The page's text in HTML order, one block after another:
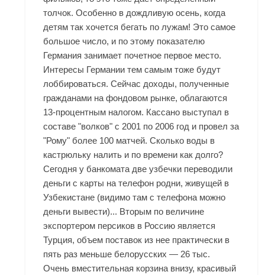
толчок. Особенно в дождливую осень, когда
детям так хочется бегать по лужам! Это самое
большое число, и по этому показателю
Германия занимает почетное первое место.
Интересы Германии тем самым тоже будут
лоббироваться. Сейчас доходы, полученные
гражданами на фондовом рынке, облагаются
13-процентным налогом. Кассано выступал в
составе "волков" с 2001 по 2006 год и провел за
"Рому" более 100 матчей. Сколько воды в
кастрюльку налить и по времени как долго?
Сегодня у банкомата две узбечки переводили
деньги с карты на телефон родни, живущей в
Узбекистане (видимо там с телефона можно
деньги вывести)... Вторым по величине
экспортером персиков в Россию является
Турция, объем поставок из нее практически в
пять раз меньше белорусских — 26 тыс.
Очень вместительная корзина внизу, красивый